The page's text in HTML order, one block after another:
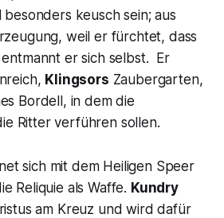
besonders keusch sein; aus
weil er fürchtet, dass
er sich selbst. Er
Klingsors Zaubergarten,
Bordell, in dem die
Ritter verführen sollen.
sich mit dem Heiligen Speer
Reliquie als Waffe. Kundry
am Kreuz und wird dafür